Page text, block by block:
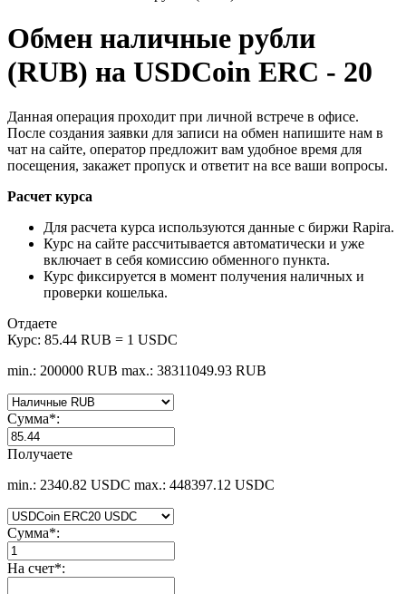
Обмен наличные рубли
(RUB) на USDCoin ERC - 20
Данная операция проходит при личной встрече в офисе.
После создания заявки для записи на обмен напишите нам в
чат на сайте, оператор предложит вам удобное время для
посещения, закажет пропуск и ответит на все ваши вопросы.
Расчет курса
Для расчета курса используются данные с биржи Rapira.
Курс на сайте рассчитывается автоматически и уже
включает в себя комиссию обменного пункта.
Курс фиксируется в момент получения наличных и
проверки кошелька.
Отдаете
Курс: 85.44 RUB = 1 USDC
min.: 200000 RUB max.: 38311049.93 RUB
Сумма*:
Получаете
min.: 2340.82 USDC max.: 448397.12 USDC
Сумма*:
На счет*: